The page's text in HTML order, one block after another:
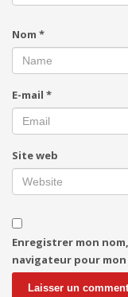
Nom *
E-mail *
Site web
Enregistrer mon
navigateur pour